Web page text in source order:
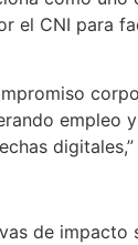
el CNI para
de